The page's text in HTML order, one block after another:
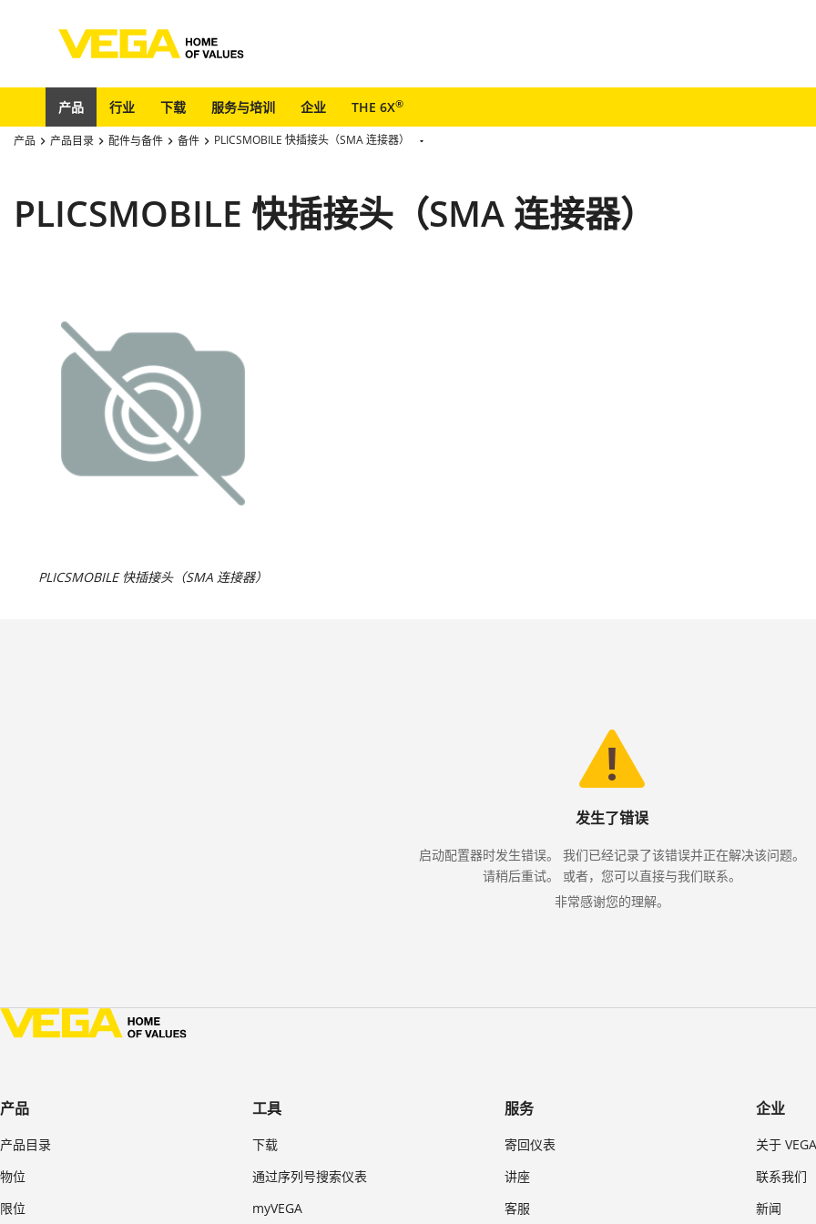
产品 行业 下载 服务与培训 企业 THE 6X®
产品 产品目录 配件与备件 备件 PLICSMOBILE 快插接头（SMA 连接器）
PLICSMOBILE 快插接头（SMA 连接器）
PLICSMOBILE 快插接头（SMA 连接器）
发生了错误
启动配置器时发生错误。 我们已经记录了该错误并正在解决该问题。
请稍后重试。 或者，您可以直接与我们联系。
非常感谢您的理解。
产品
产品目录
物位
限位
工具
下载
通过序列号搜索仪表
myVEGA
服务
寄回仪表
讲座
客服
企业
关于 VEGA
联系我们
新闻